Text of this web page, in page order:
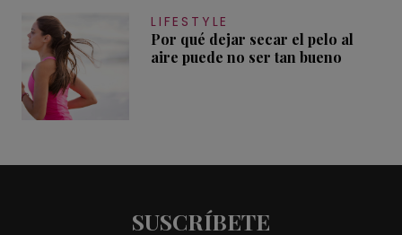
LIFESTYLE
Por qué dejar secar el pelo al
aire puede no ser tan bueno
SUSCRÍBETE